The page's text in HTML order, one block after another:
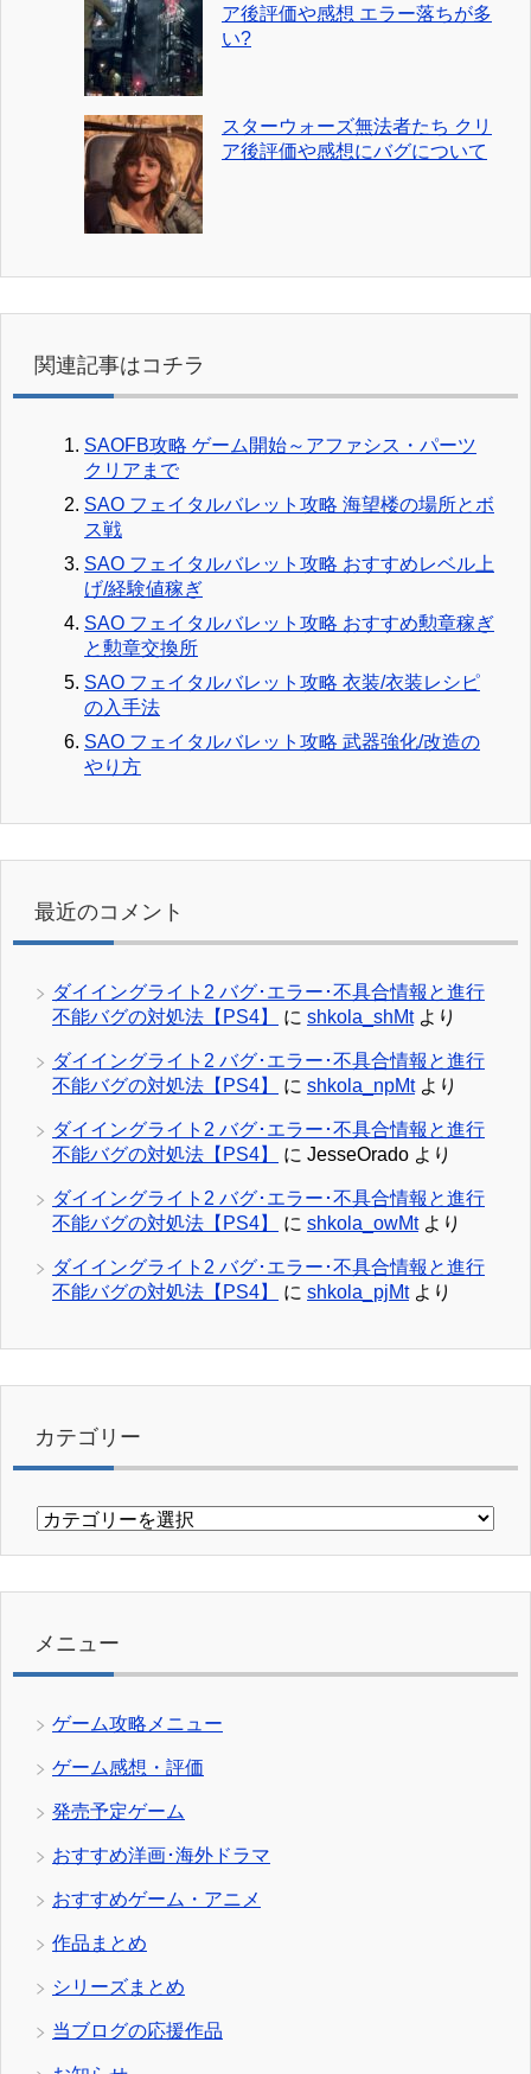
ア後評価や感想 エラー落ちが多
い?
スターウォーズ無法者たち クリ
ア後評価や感想にバグについて
関連記事はコチラ
SAOFB攻略 ゲーム開始～アファシス・パーツ
クリアまで
SAO フェイタルバレット攻略 海望楼の場所とボ
ス戦
SAO フェイタルバレット攻略 おすすめレベル上
げ/経験値稼ぎ
SAO フェイタルバレット攻略 おすすめ勲章稼ぎ
と勲章交換所
SAO フェイタルバレット攻略 衣装/衣装レシピ
の入手法
SAO フェイタルバレット攻略 武器強化/改造の
やり方
最近のコメント
ダイイングライト2 バグ･エラー･不具合情報と進行
不能バグの対処法【PS4】
に shkola_shMtより
ダイイングライト2 バグ･エラー･不具合情報と進行
不能バグの対処法【PS4】
に shkola_npMtより
ダイイングライト2 バグ･エラー･不具合情報と進行
不能バグの対処法【PS4】
に JesseOrado より
ダイイングライト2 バグ･エラー･不具合情報と進行
不能バグの対処法【PS4】
に shkola_owMtより
ダイイングライト2 バグ･エラー･不具合情報と進行
不能バグの対処法【PS4】
に shkola_pjMtより
カテゴリー
カ
リ
メニュー
ゲーム攻略メニュー
ゲーム感想・評価
発売予定ゲーム
おすすめ洋画･海外ドラマ
おすすめゲーム・アニメ
作品まとめ
シリーズまとめ
当ブログの応援作品